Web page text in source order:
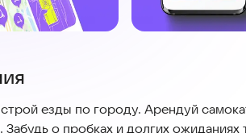
езды по городу. Арендуй
о пробках и долгих ожиданиях